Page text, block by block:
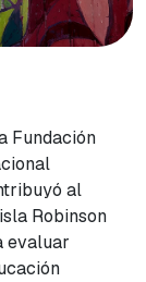
Fundación
al
Robinson
evaluar